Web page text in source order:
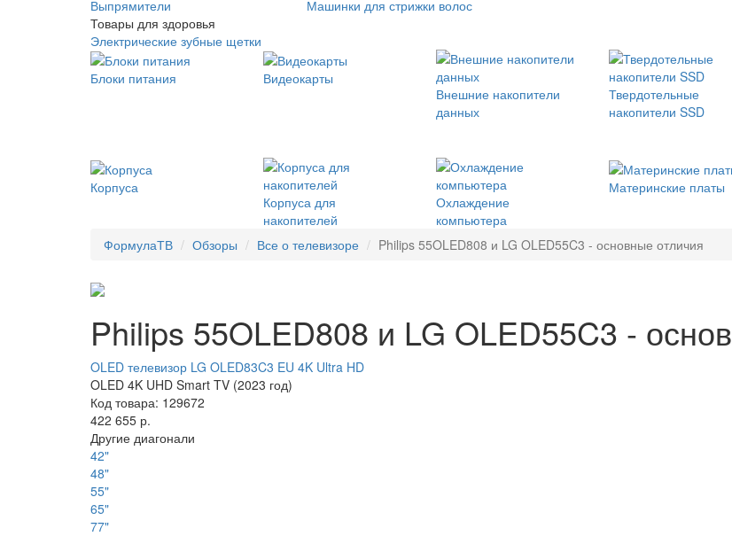
Выпрямители
Товары для здоровья
Электрические зубные щетки
Машинки для стрижки волос
Блоки питания
Видеокарты
Внешние накопители
данных
Твердотельные
накопители SSD
Корпуса
Корпуса для
накопителей
Охлаждение
компьютера
Материнские платы
ФормулаТВ Обзоры Все о телевизоре Philips 55OLED808 и LG OLED55C3 - основные отличия
Philips 55OLED808 и LG OLED55C3 -
OLED телевизор LG OLED83C3 EU 4K Ultra HD
OLED 4K UHD Smart TV (2023 год)
Код товара: 129672
422 655 р.
Другие диагонали
42"
48"
55"
65"
77"